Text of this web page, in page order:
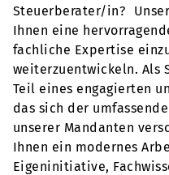
Steuerberater/in?
Ihnen eine
fachliche Expertise
weiterzuentwickeln. Als
Teil eines engagierten
das sich der
unserer Mandanten
Ihnen ein modernes
Eigeninitiative,